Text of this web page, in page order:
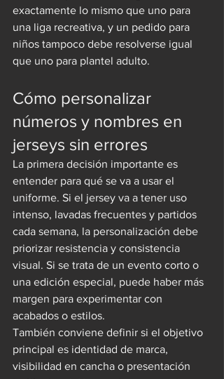
exactamente lo mismo que uno para
una liga recreativa, y un pedido para
niños tampoco debe resolverse igual
que uno para plantel adulto.
Cómo personalizar
números y nombres en
jerseys sin errores
La primera decisión importante es
entender para qué se va a usar el
uniforme. Si el jersey va a tener uso
intenso, lavadas frecuentes y partidos
cada semana, la personalización debe
priorizar resistencia y consistencia
visual. Si se trata de un evento corto o
una edición especial, puede haber más
margen para experimentar con
acabados o estilos.
También conviene definir si el objetivo
principal es identidad de marca,
visibilidad en cancha o presentación